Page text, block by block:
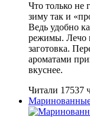
Что только не
зиму так и
Ведь удобно
режимы. Лечо
заготовка.
ароматами
вкуснее.
Читали 17537